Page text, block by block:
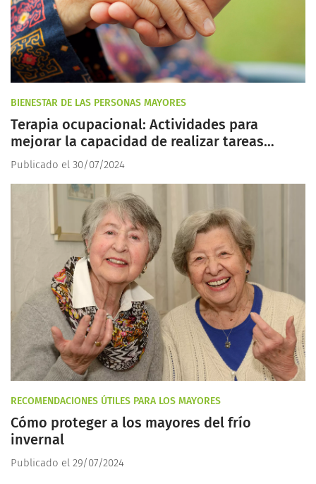
BIENESTAR DE LAS PERSONAS MAYORES
Terapia ocupacional: Actividades para
mejorar la capacidad de realizar tareas
diarias
Publicado el 30/07/2024
RECOMENDACIONES ÚTILES PARA LOS MAYORES
Cómo proteger a los mayores del frío
invernal
Publicado el 29/07/2024